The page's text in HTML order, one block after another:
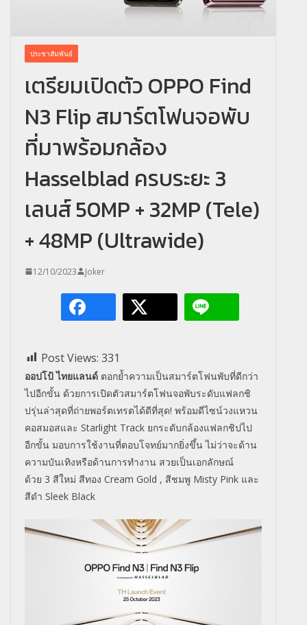
ประชาสัมพันธ์
เตรียมเปิดตัว OPPO Find
N3 Flip สมาร์ตโฟนจอพับ
ที่มาพร้อมกล้อง
Hasselblad ครบระยะ 3
เลนส์ 50MP + 32MP (Tele)
+ 48MP (Ultrawide)
12/10/2023 Joker
Post Views: 331
ออปโป้ ไทยแลนด์ ตอกย้ำความเป็นสมาร์ตโฟนพับที่ดีกว่า
ไปอีกขั้น ด้วยการเปิดตัวสมาร์ตโฟนจอพับระดับแฟลกชิ
ปรุ่นล่าสุดที่ถ่ายพอร์ตเทรตได้ดีที่สุด! พร้อมดีไซน์วงแหวน
คอสมอสและ Starlight Track ยกระดับกล้องแฟลกชิปไป
อีกขั้น มอบการใช้งานที่ตอบโจทย์มากยิ่งขึ้น ไม่ว่าจะด้าน
ความบันเทิงหรือด้านการทำงาน สวยเป็นเอกลักษณ์
ด้วย 3 สีใหม่ สีทอง Cream Gold , สีชมพู Misty Pink และ
สีดำ Sleek Black